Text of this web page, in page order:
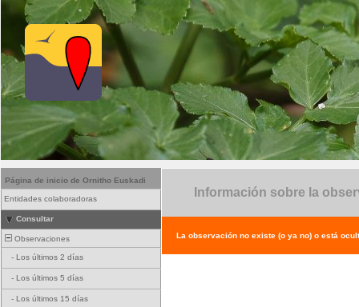
Página de inicio de Ornitho Euskadi
Entidades colaboradoras
Consultar
Observaciones
- Los últimos 2 días
- Los últimos 5 días
- Los últimos 15 días
Información sobre la
La observación no existe (o ya no) o está